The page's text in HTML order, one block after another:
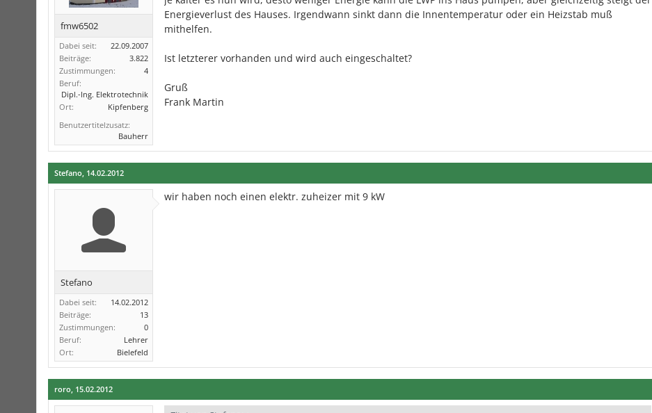
fmw6502
Dabei seit:
22.09.2007
Beiträge:
3.822
Zustimmungen:
4
Beruf:
Dipl.-Ing. Elektrotechnik
Ort:
Kipfenberg
Benutzertitelzusatz:
Bauherr
Energieverlust des Hauses. Irgendwann sinkt dann die Innentemperatur oder ein Heizstab muß
mithelfen.
Ist letzterer vorhanden und wird auch eingeschaltet?
Gruß
Frank Martin
Stefano, 14.02.2012
Stefano
Dabei seit:
14.02.2012
Beiträge:
13
Zustimmungen:
0
Beruf:
Lehrer
Ort:
Bielefeld
wir haben noch einen elektr. zuheizer mit 9 kW
roro, 15.02.2012